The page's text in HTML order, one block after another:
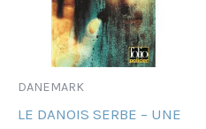
DANEMARK
LE DANOIS SERBE – UNE